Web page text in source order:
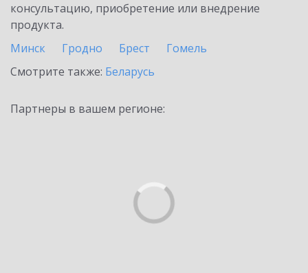
консультацию, приобретение или внедрение
продукта.
Минск
Гродно Брест
Гомель
Смотрите также: Беларусь
Партнеры в вашем регионе: